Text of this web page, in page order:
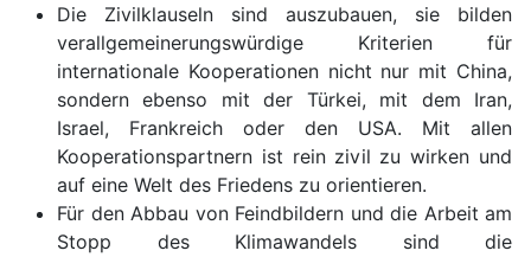
Die Zivilklauseln sind auszubauen, sie bilden
verallgemeinerungswürdige Kriterien für
internationale Kooperationen nicht nur mit China,
sondern ebenso mit der Türkei, mit dem Iran,
Israel, Frankreich oder den USA. Mit allen
Kooperationspartnern ist rein zivil zu wirken und
auf eine Welt des Friedens zu orientieren.
Für den Abbau von Feindbildern und die Arbeit am
Stopp des Klimawandels sind die